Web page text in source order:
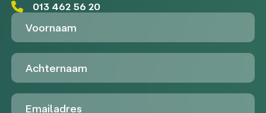
013 462 56 20
Voornaam
Achternaam
Emailadres